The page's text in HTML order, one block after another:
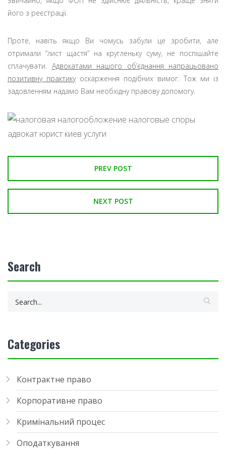
його з реєстрації.
Проте, навіть якщо Ви чомусь забули це зробити, але
отримали “лист щастя” на кругленьку суму, не поспішайте
сплачувати. Адвокатами нашого об’єднання напрацьовано
позитивну практикуоскарження подібних вимог. Тож ми із
задовленням надамо Вам необхідну правову допомогу.
PREV POST
NEXT POST
Search
Categories
Контрактне право
Корпоративне право
Кримінальний процес
Оподаткування